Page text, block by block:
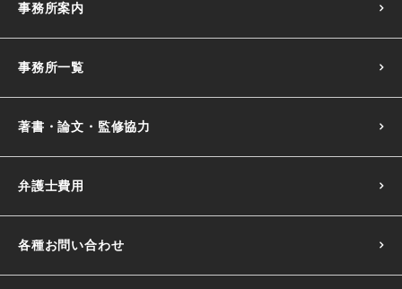
事務所案内
事務所一覧
著書・論文・監修協力
弁護士費用
各種お問い合わせ